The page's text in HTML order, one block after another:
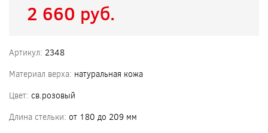
2 660 pуб.
Артикул: 2348
Материал верха: натуральная кожа
Цвет: св.розовый
Длина стельки: от 180 до 209 мм